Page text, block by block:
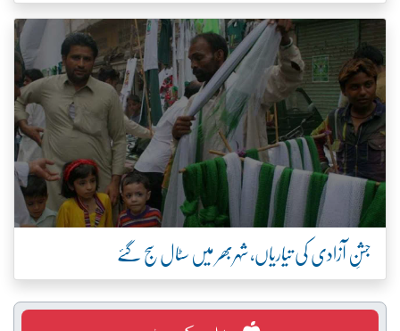
جشنِ آزادی کی تیاریاں، شہربھر میں سٹال سج گئے